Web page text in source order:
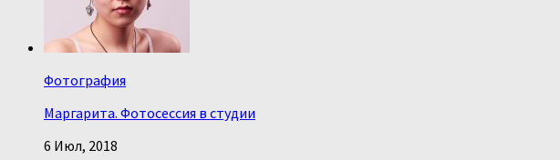
Фотография
Маргарита. Фотосессия в студии
6 Июл, 2018